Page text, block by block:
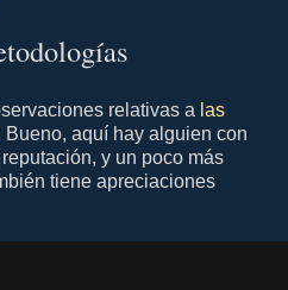
relativas a las
Bueno, aquí hay alguien con
y un poco más
tiene apreciaciones